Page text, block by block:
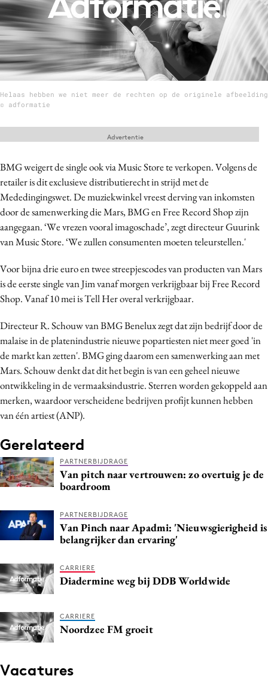
Home
9 sept: GenAI-training
12 nov: MarketingLive!
Adverteren
Opleidingen
Academy
Topics
Artificial Intelligence
Bureaus
Campagnes
Contentmarketing
Craft
Data & Insights
Design
Digital transformation
Diversiteit
Effectiviteit
Gedragsverandering
Influencer marketing
Interne communicatie
Martech
Merkstrategie
PR
Programmatic
Purpose Marketing
Reputatie & crisis
Helaas hebben we niet meer de rechten op de originele afbeelding
© adformatie
BMG weigert de single ook via Music Store te verkopen. Volgens de
retailer is dit exclusieve distributierecht in strijd met de
Mededingingswet. De muziekwinkel vreest derving van inkomsten
door de samenwerking die Mars, BMG en Free Record Shop zijn
aangegaan. ‘We vrezen vooral imagoschade’, zegt directeur Guurink
van Music Store. ‘We zullen consumenten moeten teleurstellen.'
Voor bijna drie euro en twee streepjescodes van producten van Mars
is de eerste single van Jim vanaf morgen verkrijgbaar bij Free Record
Shop. Vanaf 10 mei is Tell Her overal verkrijgbaar.
Directeur R. Schouw van BMG Benelux zegt dat zijn bedrijf door de
malaise in de platenindustrie nieuwe popartiesten niet meer goed 'in
de markt kan zetten'. BMG ging daarom een samenwerking aan met
Mars. Schouw denkt dat dit het begin is van een geheel nieuwe
ontwikkeling in de vermaaksindustrie. Sterren worden gekoppeld aan
merken, waardoor verscheidene bedrijven profijt kunnen hebben
van één artiest (ANP).
Gerelateerd
PARTNERBIJDRAGE
Van pitch naar vertrouwen: zo overtuig je de
boardroom
PARTNERBIJDRAGE
Van Pinch naar Apadmi: 'Nieuwsgierigheid is
belangrijker dan ervaring'
CARRIERE
Diadermine weg bij DDB Worldwide
CARRIERE
Noordzee FM groeit
Vacatures
Advertentie